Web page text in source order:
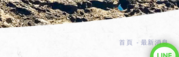
首頁 最新消息